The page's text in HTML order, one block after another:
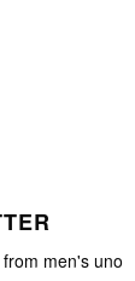
men's uno